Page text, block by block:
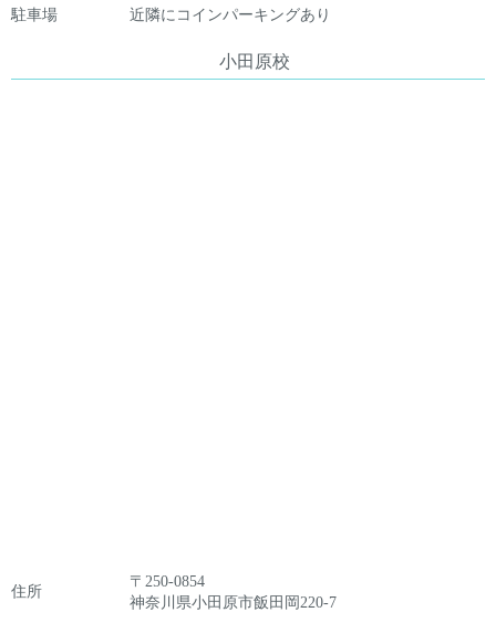
駐車場 近隣にコインパーキングあり
小田原校
住所
〒250-0854
神奈川県小田原市飯田岡220-7